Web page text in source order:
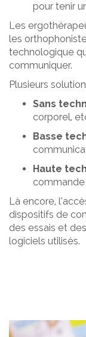
pour tenir
Les
les
technologique
communiquer.
Plusieurs
Sans
corporel,
Basse
Haute
Là encore,
dispositifs de
des essais et
logiciels utilisés.